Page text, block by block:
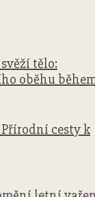
tělo:
oběhu
cesty k